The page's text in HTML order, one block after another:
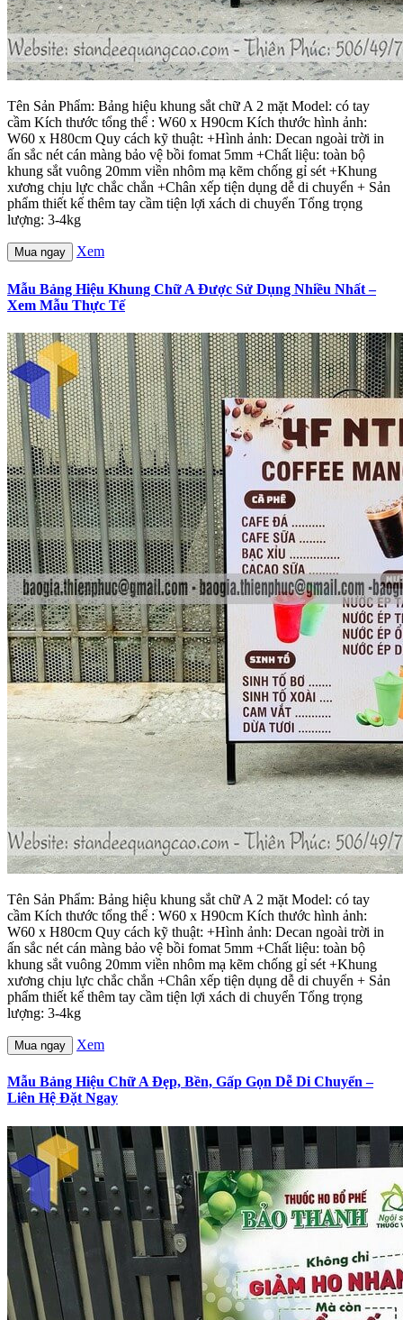
Tên Sản Phẩm: Bảng hiệu khung sắt chữ A 2 mặt Model: có tay
cầm Kích thước tổng thể : W60 x H90cm Kích thước hình ảnh:
W60 x H80cm Quy cách kỹ thuật: +Hình ảnh: Decan ngoài trời in
ấn sắc nét cán màng bảo vệ bồi fomat 5mm +Chất liệu: toàn bộ
khung sắt vuông 20mm viền nhôm mạ kẽm chống gỉ sét +Khung
xương chịu lực chắc chắn +Chân xếp tiện dụng dễ di chuyển + Sản
phẩm thiết kế thêm tay cầm tiện lợi xách di chuyển Tổng trọng
lượng: 3-4kg
Mua ngay Xem
Mẫu Bảng Hiệu Khung Chữ A Được Sử Dụng Nhiều Nhất –
Xem Mẫu Thực Tế
Tên Sản Phẩm: Bảng hiệu khung sắt chữ A 2 mặt Model: có tay
cầm Kích thước tổng thể : W60 x H90cm Kích thước hình ảnh:
W60 x H80cm Quy cách kỹ thuật: +Hình ảnh: Decan ngoài trời in
ấn sắc nét cán màng bảo vệ bồi fomat 5mm +Chất liệu: toàn bộ
khung sắt vuông 20mm viền nhôm mạ kẽm chống gỉ sét +Khung
xương chịu lực chắc chắn +Chân xếp tiện dụng dễ di chuyển + Sản
phẩm thiết kế thêm tay cầm tiện lợi xách di chuyển Tổng trọng
lượng: 3-4kg
Mua ngay Xem
Mẫu Bảng Hiệu Chữ A Đẹp, Bền, Gấp Gọn Dễ Di Chuyển –
Liên Hệ Đặt Ngay